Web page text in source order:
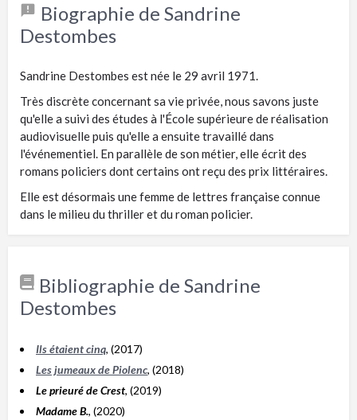
Biographie de Sandrine
Destombes
Sandrine Destombes est née le 29 avril 1971.
Très discrète concernant sa vie privée, nous savons juste
qu'elle a suivi des études à l'École supérieure de réalisation
audiovisuelle puis qu'elle a ensuite travaillé dans
l'événementiel. En parallèle de son métier, elle écrit des
romans policiers dont certains ont reçu des prix littéraires.
Elle est désormais une femme de lettres française connue
dans le milieu du thriller et du roman policier.
Bibliographie de Sandrine
Destombes
Ils étaient cinq, (2017)
Les jumeaux de Piolenc, (2018)
Le prieuré de Crest, (2019)
Madame B., (2020)